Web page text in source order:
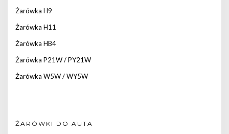
Żarówka H9
Żarówka H11
Żarówka HB4
Żarówka P21W / PY21W
Żarówka W5W / WY5W
ŻARÓWKI DO AUTA